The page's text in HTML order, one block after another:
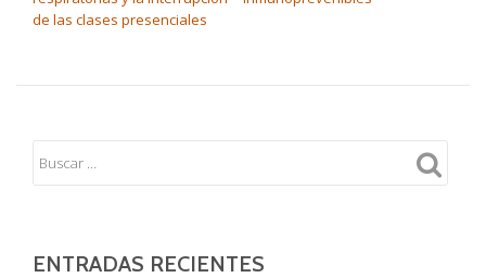
de las clases presenciales
ENTRADAS RECIENTES